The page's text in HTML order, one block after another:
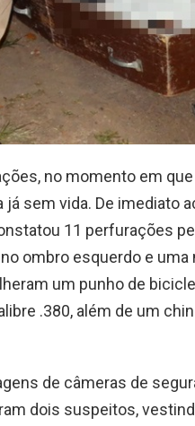
no momento em
já sem vida. De imediato
11 perfurações
ombro esquerdo e uma
um punho de
.380, além de um
de câmeras de
dois suspeitos,